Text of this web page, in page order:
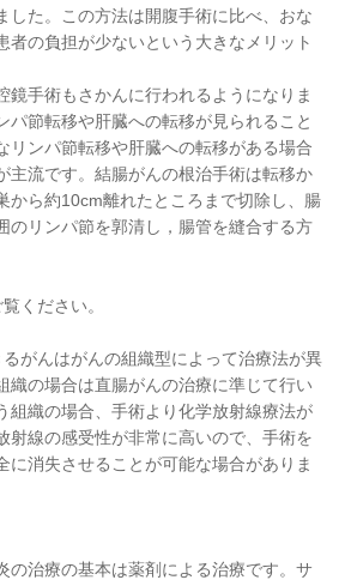
した。この方法は開腹手術に比べ、おな
者の負担が少ないという大きなメリット
鏡手術もさかんに行われるようになりま
パ節転移や肝臓への転移が見られること
リンパ節転移や肝臓への転移がある場合
主流です。結腸がんの根治手術は転移か
から約10cm離れたところまで切除し、腸
のリンパ節を郭清し，腸管を縫合する方
ください。
がんはがんの組織型によって治療法が異
織の場合は直腸がんの治療に準じて行い
組織の場合、手術より化学放射線療法が
射線の感受性が非常に高いので、手術を
に消失させることが可能な場合がありま
の治療の基本は薬剤による治療です。サ